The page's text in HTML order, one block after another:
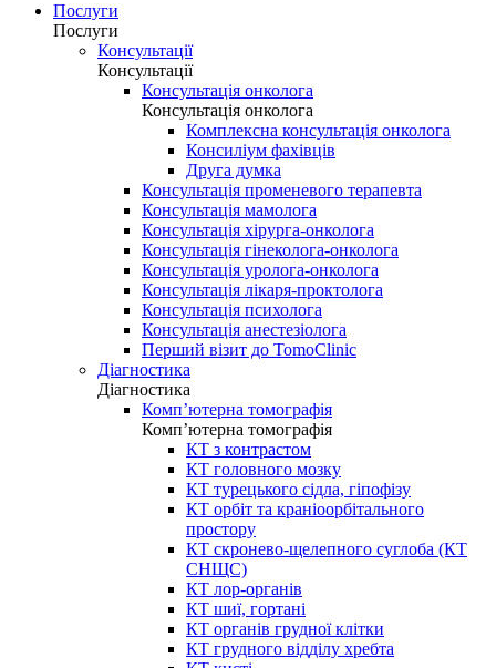
Послуги
Послуги
Консультації
Консультації
Консультація онколога
Консультація онколога
Комплексна консультація онколога
Консиліум фахівців
Друга думка
Консультація променевого терапевта
Консультація мамолога
Консультація хірурга-онколога
Консультація гінеколога-онколога
Консультація уролога-онколога
Консультація лікаря-проктолога
Консультація психолога
Консультація анестезіолога
Перший візит до TomoClinic
Діагностика
Діагностика
Комп’ютерна томографія
Комп’ютерна томографія
КТ з контрастом
КТ головного мозку
КТ турецького сідла, гіпофізу
КТ орбіт та краніоорбітального
простору
КТ скронево-щелепного суглоба (КТ
СНЩС)
КТ лор-органів
КТ шиї, гортані
КТ органів грудної клітки
КТ грудного відділу хребта